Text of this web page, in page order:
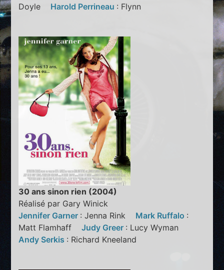
Doyle Harold Perrineau : Flynn
30 ans sinon rien (2004)
Réalisé par Gary Winick
Jennifer Garner : Jenna Rink Mark Ruffalo :
Matt FlamhaffJudy Greer : Lucy Wyman
Andy Serkis : Richard Kneeland